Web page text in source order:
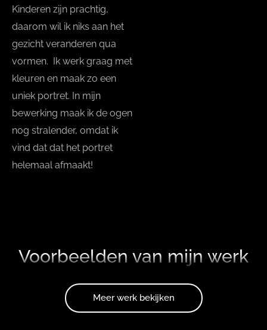
Kinderen zijn prachtig,
daarom wil ik niks aan het
gezicht veranderen qua
vormen. Ik werk graag met
kleuren en maak zo een
uniek portret. In mijn
bewerking maak ik de ogen
nog stralender, omdat ik
vind dat dat het portret
helemaal afmaakt!
Voorbeelden van mijn werk
Meer werk bekijken